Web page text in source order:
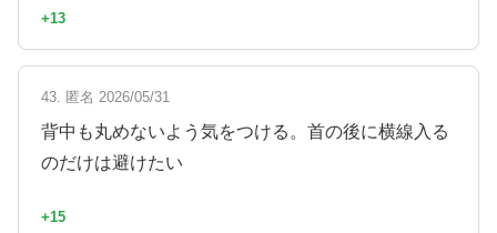
+13
43. 匿名 2026/05/31
背中も丸めないよう気をつける。首の後に横線入る
のだけは避けたい
+15